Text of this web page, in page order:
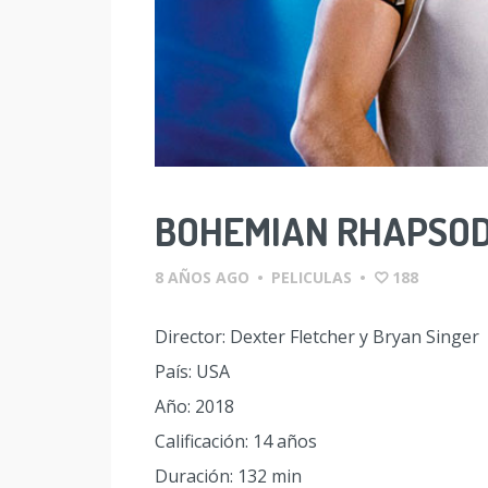
BOHEMIAN
8 AÑOS AGO • PELICULAS • 188
Director: Dexter Fletcher y Bryan Singer
País: USA
Año: 2018
Calificación: 14 años
Duración: 132 min